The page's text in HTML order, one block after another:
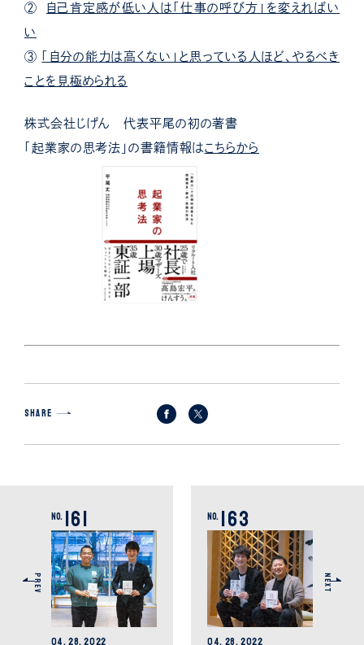
② 自己肯定感が低い人は「仕事の呼び方」を変えればい
い
③
「自分の能力は高くない」と思っている人ほど、やるべき
ことを見極められる
株式会社じげん 代表平尾の初の著書
「起業家の思考法」の書籍情報はこちらから
SHARE
No. 161
04. 28. 2022
PREV
No. 163
04. 28. 2022
NEXT